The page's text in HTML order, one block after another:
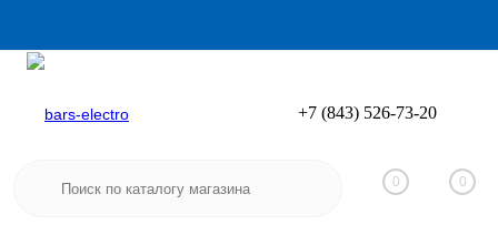
Вход
+7 (843) 526-73-20
0 0